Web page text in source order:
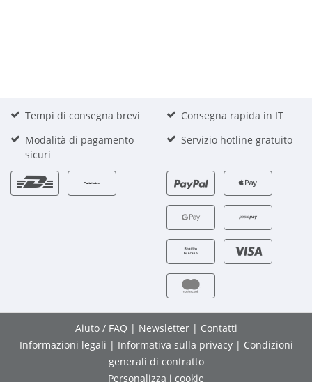
Tempi di consegna brevi
Consegna rapida in IT
Modalità di pagamento
sicuri
Servizio hotline gratuito
Aiuto / FAQ | Newsletter | Contatti
Informazioni legali | Informativa sulla privacy | Condizioni
generali di contratto
Personalizza i cookie